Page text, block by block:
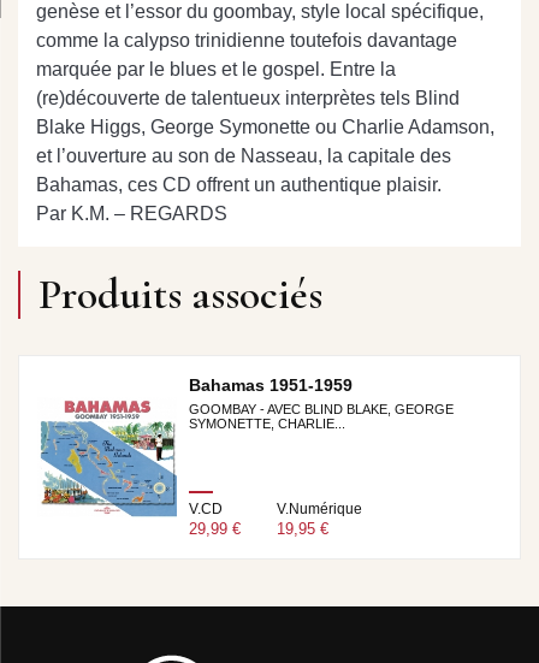
genèse et l’essor du goombay, style local spécifique,
comme la calypso trinidienne toutefois davantage
marquée par le blues et le gospel. Entre la
(re)découverte de talentueux interprètes tels Blind
Blake Higgs, George Symonette ou Charlie Adamson,
et l’ouverture au son de Nasseau, la capitale des
Bahamas, ces CD offrent un authentique plaisir.
Par K.M. – REGARDS
Produits associés
Bahamas 1951-1959
GOOMBAY - AVEC BLIND BLAKE, GEORGE
SYMONETTE, CHARLIE...
V.CD
29,99 €
V.Numérique
19,95 €